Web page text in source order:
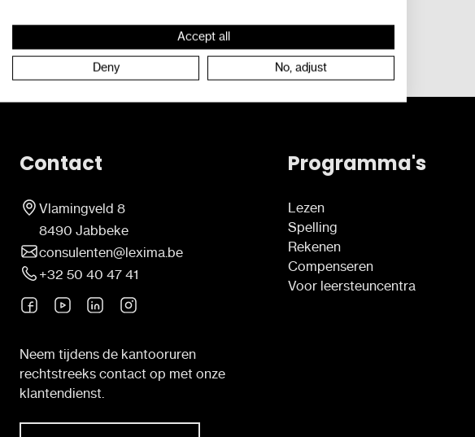
Contact
Vlamingveld 8
8490 Jabbeke
consulenten@lexima.be
+32 50 40 47 41
Neem tijdens de kantooruren
rechtstreeks contact op met onze
klantendienst.
Programma's
Lezen
Spelling
Rekenen
Compenseren
Voor leersteuncentra
Accept all
Deny No, adjust